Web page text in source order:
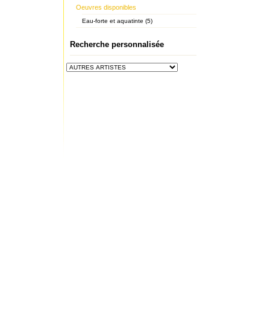
Oeuvres disponibles
Eau-forte et aquatinte (5)
Recherche personnalisée